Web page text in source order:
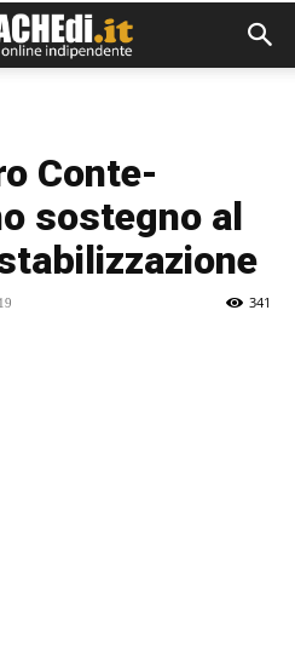
Conte-
sostegno al
341